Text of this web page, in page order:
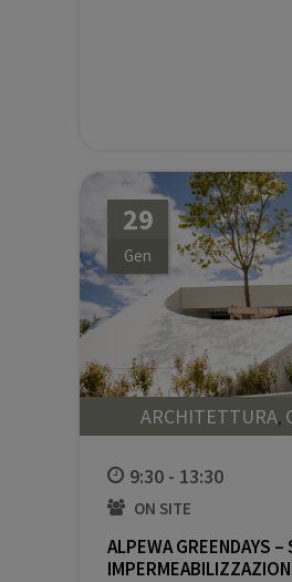
29
Gen
ARCHITETTURA,
9:30 - 13:30
ON SITE
ALPEWA GREENDAYS –